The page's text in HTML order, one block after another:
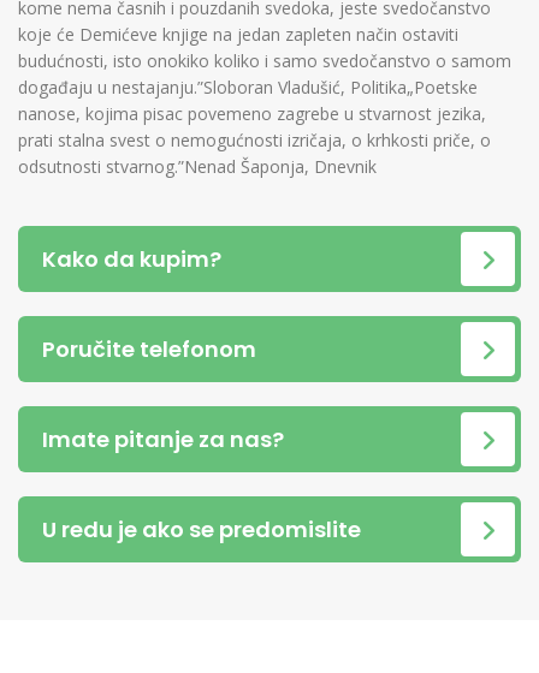
kome nema časnih i pouzdanih svedoka, jeste svedočanstvo
koje će Demićeve knjige na jedan zapleten način ostaviti
budućnosti, isto onokiko koliko i samo svedočanstvo o samom
događaju u nestajanju.”Sloboran Vladušić, Politika„Poetske
nanose, kojima pisac povemeno zagrebe u stvarnost jezika,
prati stalna svest o nemogućnosti izričaja, o krhkosti priče, o
odsutnosti stvarnog.”Nenad Šaponja, Dnevnik
Kako da kupim?
Poručite telefonom
Imate pitanje za nas?
U redu je ako se predomislite